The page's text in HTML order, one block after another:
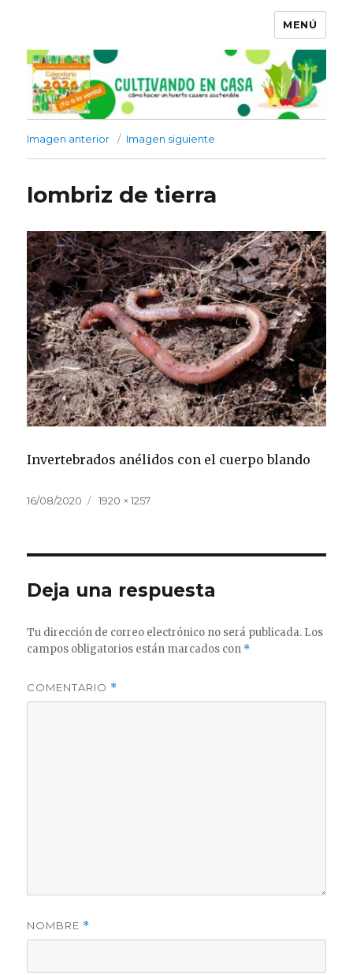
MENÚ
Imagen anterior Imagen siguiente
lombriz de tierra
Invertebrados anélidos con el cuerpo blando
Publicado
16/08/2020
Tamaño
1920 × 1257
Deja una respuesta
Tu dirección de correo electrónico no será publicada. Los
campos obligatorios están marcados con *
COMENTARIO *
NOMBRE *